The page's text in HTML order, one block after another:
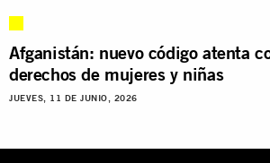
Afganistán: nuevo código atenta
derechos de mujeres y niñas
JUEVES, 11 DE JUNIO, 2026